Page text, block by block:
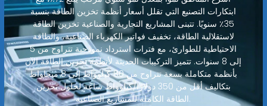
ابتكارات التصنيع التي تقلل أسعار أنظمة تخزين الطاقة بنسبة
35٪ سنويًا. تتبنى المشاريع التجارية والصناعية تخزين الطاقة
لاستقلالية الطاقة، تخفيف فواتير الكهرباء الصناعية، والطاقة
الاحتياطية للطوارئ، مع فترات استرداد نموذجية تتراوح من 5
إلى 8 سنوات. تتميز التركيبات الحديثة لأنظمة تخزين الطاقة الآن
بأنظمة متكاملة بسعة تتراوح من 80 كيلوواط إلى 8 ميجاواط
بتكاليف أقل من 350 دولارًا/كيلوواط ساعة لحلول تخزين
الطاقة الكاملة للمشاريع الصناعية.